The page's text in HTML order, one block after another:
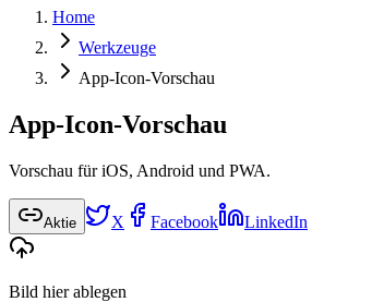
Home
Werkzeuge
App-Icon-Vorschau
App-Icon-Vorschau
Vorschau für iOS, Android und PWA.
Aktie X Facebook LinkedIn
Bild hier ablegen